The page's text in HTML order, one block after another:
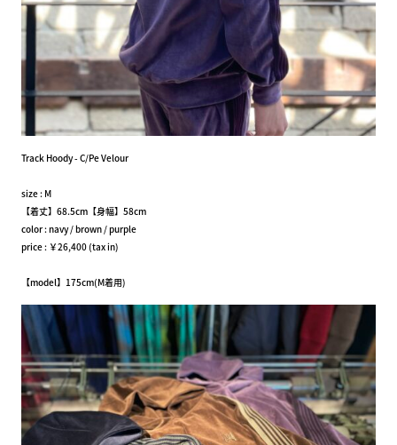
Track Hoody - C/Pe Velour
size : M
【着丈】68.5cm【身幅】58cm
color : navy / brown / purple
price : ￥26,400 (tax in)
【model】175cm(M着用)